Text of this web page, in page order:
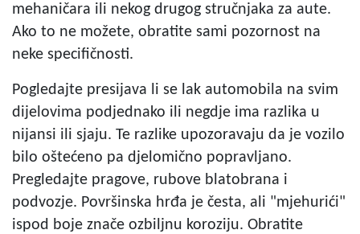
mehaničara ili nekog drugog stručnjaka za aute.
Ako to ne možete, obratite sami pozornost na
neke specifičnosti.
Pogledajte presijava li se lak automobila na svim
dijelovima podjednako ili negdje ima razlika u
nijansi ili sjaju. Te razlike upozoravaju da je vozilo
bilo oštećeno pa djelomično popravljano.
Pregledajte pragove, rubove blatobrana i
podvozje. Površinska hrđa je česta, ali "mjehurići"
ispod boje znače ozbiljnu koroziju. Obratite